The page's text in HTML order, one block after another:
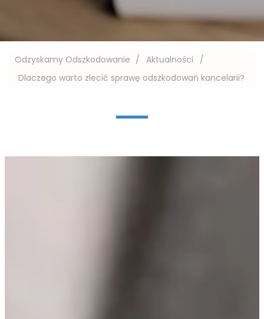
Odzyskamy Odszkodowanie / Aktualności
/
Dlaczego warto zlecić sprawę odszkodowań kancelarii?